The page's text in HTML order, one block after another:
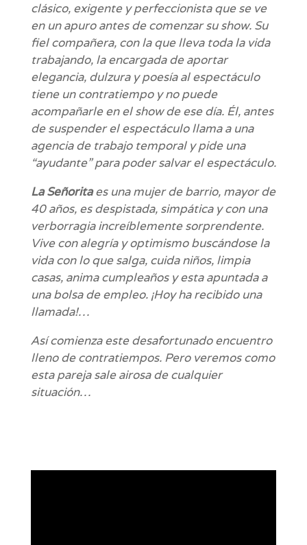
clásico, exigente y perfeccionista que se ve
en un apuro antes de comenzar su show. Su
fiel compañera, con la que lleva toda la vida
trabajando, la encargada de aportar
elegancia, dulzura y poesía al espectáculo
tiene un contratiempo y no puede
acompañarle en el show de ese día. Él, antes
de suspender el espectáculo llama a una
agencia de trabajo temporal y pide una
“ayudante” para poder salvar el espectáculo.
La Señoritaes una mujer de barrio, mayor de
40 años, es despistada, simpática y con una
verborragia increíblemente sorprendente.
Vive con alegría y optimismo buscándose la
vida con lo que salga, cuida niños, limpia
casas, anima cumpleaños y esta apuntada a
una bolsa de empleo. ¡Hoy ha recibido una
llamada!…
Así comienza este desafortunado encuentro
lleno de contratiempos. Pero veremos como
esta pareja sale airosa de cualquier
situación…